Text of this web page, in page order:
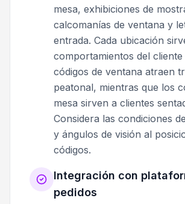
mesa, exhibiciones de
calcomanías de ventana y
entrada. Cada ubicación
comportamientos del
códigos de ventana atraen
peatonal, mientras que los
mesa sirven a clientes
Considera las condiciones
y ángulos de visión al
códigos.
Integración con
pedidos